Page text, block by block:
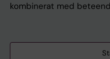
kombinerat med